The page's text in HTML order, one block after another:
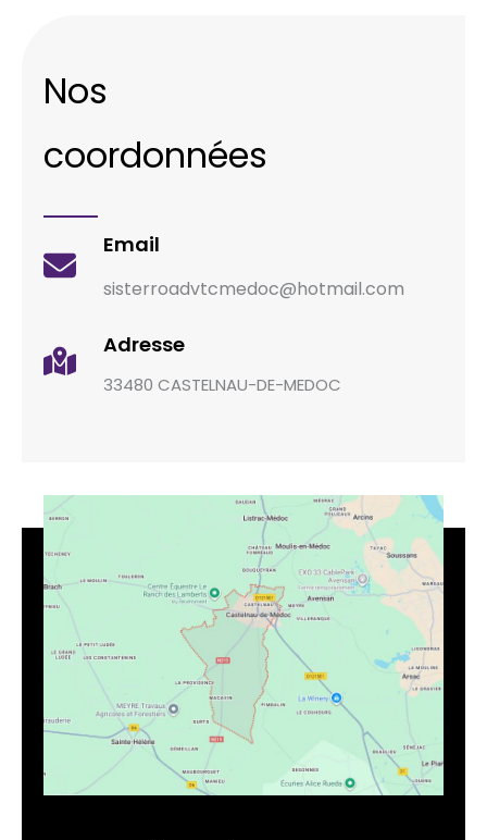
Nos
coordonnées
Email
sisterroadvtcmedoc@hotmail.com
Adresse
33480 CASTELNAU-DE-MEDOC